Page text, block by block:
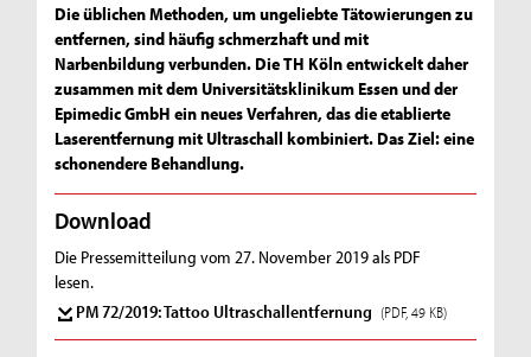
Die üblichen Methoden, um ungeliebte Tätowierungen zu
entfernen, sind häufig schmerzhaft und mit
Narbenbildung verbunden. Die TH Köln entwickelt daher
zusammen mit dem Universitätsklinikum Essen und der
Epimedic GmbH ein neues Verfahren, das die etablierte
Laserentfernung mit Ultraschall kombiniert. Das Ziel: eine
schonendere Behandlung.
Download
Die Pressemitteilung vom 27. November 2019 als PDF
lesen.
PM 72/2019: Tattoo Ultraschallentfernung (PDF, 49 KB)